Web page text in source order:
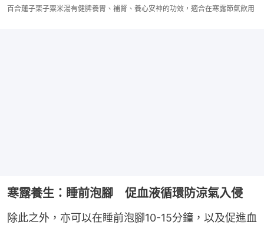
百合蓮子栗子粟米湯有健脾養胃、補腎、養心安神的功效，適合在寒露節氣飲用
寒露養生：睡前泡腳 促血液循環防涼氣入侵
除此之外，亦可以在睡前泡腳10-15分鐘，以及促進血